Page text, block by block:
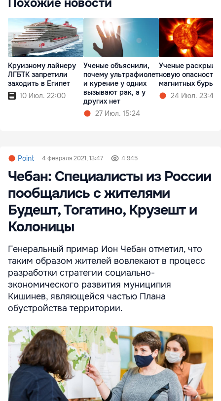
Похожие новости
Круизному лайнеру
ЛГБТК запретили
заходить в Египет
10 Июл. 22:00
Ученые объяснили,
почему ультрафиолет
и курение у одних
вызывают рак, а у
других нет
27 Июл. 15:24
Ученые раскрыли
новую опасность
магнитных бурь
24 Июл. 23:47
Point 4 февраля 2021, 13:47 4 945
Чебан: Специалисты из России
пообщались с жителями
Будешт, Тогатино, Крузешт и
Колоницы
Генеральный примар Ион Чебан отметил, что
таким образом жителей вовлекают в процесс
разработки стратегии социально-
экономического развития муниципия
Кишинев, являющейся частью Плана
обустройства территории.